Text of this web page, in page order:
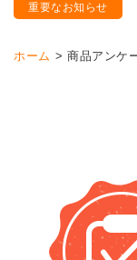
重要なお知らせ
ホーム 商品アンケ